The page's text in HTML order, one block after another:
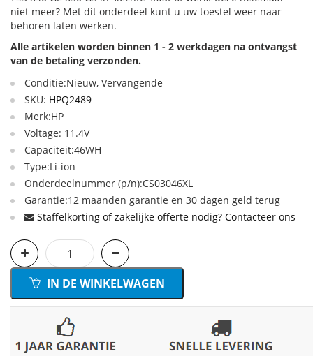
niet meer? Met dit onderdeel kunt u uw toestel weer naar
behoren laten werken.
Alle artikelen worden binnen 1 - 2 werkdagen na ontvangst
van de betaling verzonden.
Conditie:Nieuw, Vervangende
SKU: HPQ2489
Merk:HP
Voltage: 11.4V
Capaciteit:46WH
Type:Li-ion
Onderdeelnummer (p/n):CS03046XL
Garantie:12 maanden garantie en 30 dagen geld terug
Staffelkorting of zakelijke offerte nodig? Contacteer ons
IN DE WINKELWAGEN